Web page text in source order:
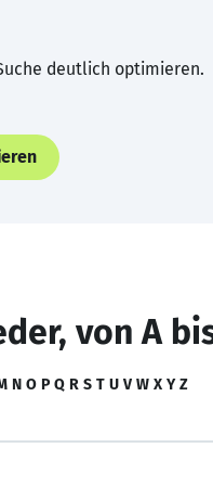
deutlich optimieren.
von A
N O P Q R S T U V W X Y Z